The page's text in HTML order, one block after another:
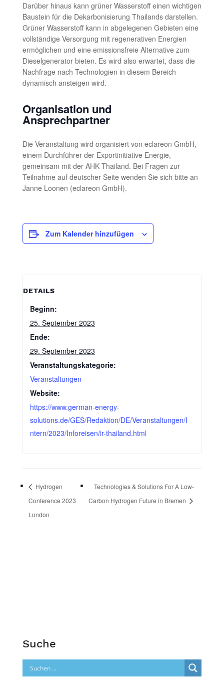
Darüber hinaus kann grüner Wasserstoff einen wichtigen
Baustein für die Dekarbonisierung Thailands darstellen.
Grüner Wasserstoff kann in abgelegenen Gebieten eine
vollständige Versorgung mit regenerativen Energien
ermöglichen und eine emissionsfreie Alternative zum
Dieselgenerator bieten. Es wird also erwartet, dass die
Nachfrage nach Technologien in diesem Bereich
dynamisch ansteigen wird.
Organisation und
Ansprechpartner
Die Veranstaltung wird organisiert von eclareon GmbH,
einem Durchführer der Exportinitiative Energie,
gemeinsam mit der AHK Thailand. Bei Fragen zur
Teilnahme auf deutscher Seite wenden Sie sich bitte an
Janne Loonen (eclareon GmbH).
Zum Kalender hinzufügen
DETAILS
Beginn:
25. September 2023
Ende:
29. September 2023
Veranstaltungskategorie:
Veranstaltungen
Website:
https://www.german-energy-
solutions.de/GES/Redaktion/DE/Veranstaltungen/I
ntern/2023/Inforeisen/ir-thailand.html
Hydrogen
Conference 2023
London
Technologies & Solutions For A Low-
Carbon Hydrogen Future in Bremen
Suche